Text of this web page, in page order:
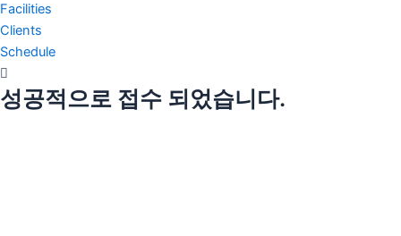
Facilities
Clients
Schedule
성공적으로 접수 되었습니다.